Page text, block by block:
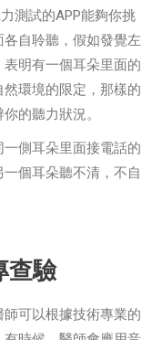
測試的APP能夠你挑
自聆聽，假如發覺左
明有一個耳朵里面的
環境的限定，那樣的
的聽力狀況。
側耳朵里面接電話的
個耳朵聽不清，不自
查驗
師可以根據技術專業的